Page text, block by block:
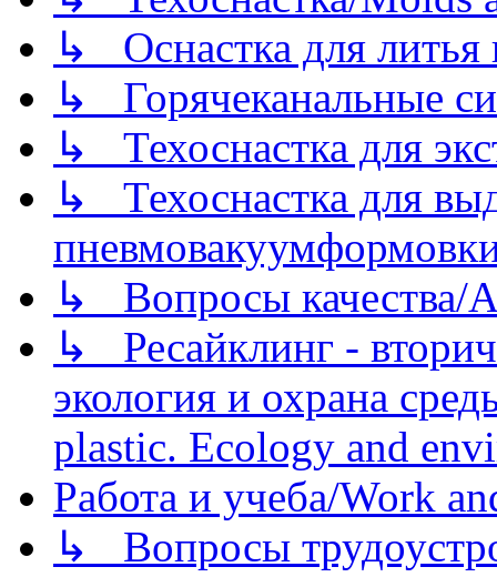
↳ Оснастка для литья
↳ Горячеканальные
↳ Техоснастка для
↳ Техоснастка для
↳ Вопросы качества/
↳ Ресайклинг -
экология и охрана
plastic. Ecology and
Работа и учеба/Work
↳ Вопросы